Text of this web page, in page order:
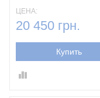
ЦЕНА:
20 450 грн.
Купить